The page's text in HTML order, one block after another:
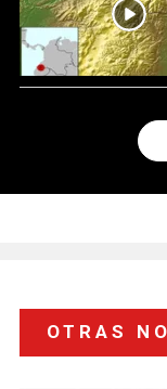
OTRAS